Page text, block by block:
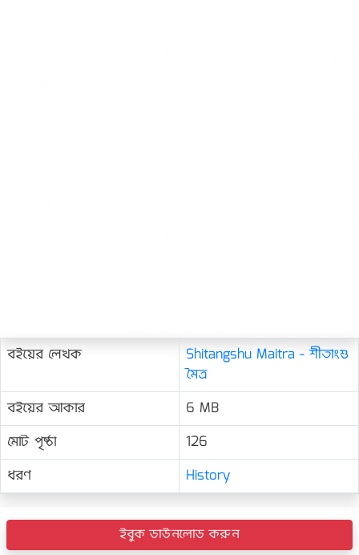
বইয়ের লেখক
Shitangshu Maitra - শীতাংশু
মৈত্র
বইয়ের আকার
6 MB
মোট পৃষ্ঠা
126
ধরণ
History
ইবুক ডাউনলোড করুন